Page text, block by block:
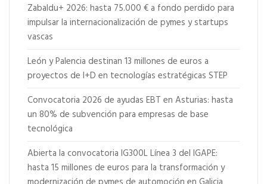
Zabaldu+ 2026: hasta 75.000 € a fondo perdido para
impulsar la internacionalización de pymes y startups
vascas
León y Palencia destinan 13 millones de euros a
proyectos de I+D en tecnologías estratégicas STEP
Convocatoria 2026 de ayudas EBT en Asturias: hasta
un 80% de subvención para empresas de base
tecnológica
Abierta la convocatoria IG300L Línea 3 del IGAPE:
hasta 15 millones de euros para la transformación y